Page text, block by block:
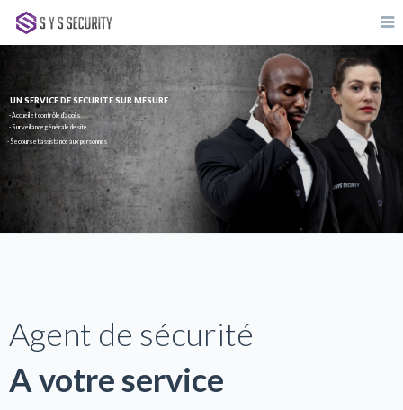
UN SERVICE DE SECURITE SUR MESURE
- Accueil et contrôle d’accès
- Surveillance générale de site
- Secours et assistance aux personnes
Agent de sécurité
A votre service